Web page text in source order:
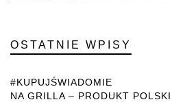
OSTATNIE WPISY
#KUPUJŚWIADOMIE
NA GRILLA – PRODUKT POLSKI